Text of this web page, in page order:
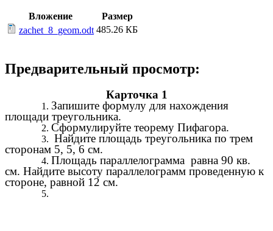
Вложение
Размер
zachet_8_geom.odt 485.26 КБ
Предварительный просмотр:
Карточка 1
Запишите формулу для нахождения
площади треугольника.
Сформулируйте теорему Пифагора.
Найдите площадь треугольника по трем
сторонам 5, 5, 6 см.
Площадь параллелограмма равна 90 кв.
см. Найдите высоту параллелограмм проведенную к
стороне, равной 12 см.